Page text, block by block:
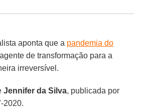
aponta que a pandemia do
de transformação para a
irreversível.
Jennifer da Silva, publicada por
2020.